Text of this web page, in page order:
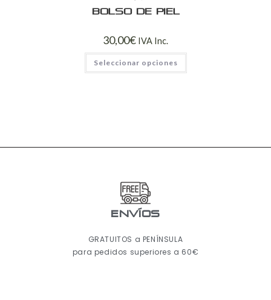
Bolso de piel
30,00€ IVA Inc.
Seleccionar opciones
ENVÍOS
GRATUITOS a PENÍNSULA
para pedidos superiores a 60€